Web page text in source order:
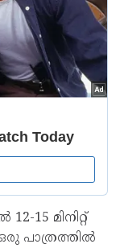
15 മിനിറ്റ്
പാത്രത്തിൽ